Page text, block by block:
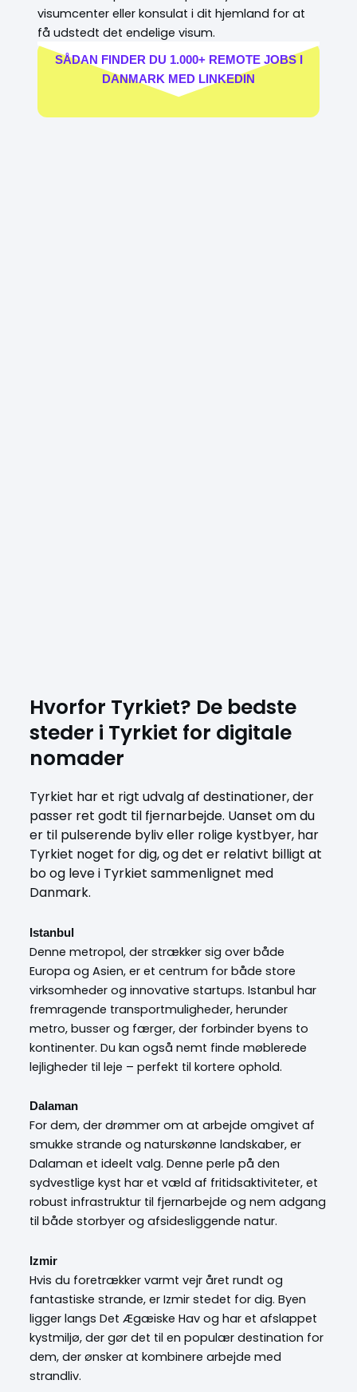
visumcenter eller konsulat i dit hjemland for at
få udstedt det endelige visum.
SÅDAN FINDER DU 1.000+ REMOTE JOBS I
DANMARK MED LINKEDIN
Hvorfor Tyrkiet? De bedste
steder i Tyrkiet for digitale
nomader
Tyrkiet har et rigt udvalg af destinationer, der
passer ret godt til fjernarbejde. Uanset om du
er til pulserende byliv eller rolige kystbyer, har
Tyrkiet noget for dig, og det er relativt billigt at
bo og leve i Tyrkiet sammenlignet med
Danmark.
Istanbul
Denne metropol, der strækker sig over både
Europa og Asien, er et centrum for både store
virksomheder og innovative startups. Istanbul har
fremragende transportmuligheder, herunder
metro, busser og færger, der forbinder byens to
kontinenter. Du kan også nemt finde møblerede
lejligheder til leje – perfekt til kortere ophold.
Dalaman
For dem, der drømmer om at arbejde omgivet af
smukke strande og naturskønne landskaber, er
Dalaman et ideelt valg. Denne perle på den
sydvestlige kyst har et væld af fritidsaktiviteter, et
robust infrastruktur til fjernarbejde og nem adgang
til både storbyer og afsidesliggende natur.
Izmir
Hvis du foretrækker varmt vejr året rundt og
fantastiske strande, er Izmir stedet for dig. Byen
ligger langs Det Ægæiske Hav og har et afslappet
kystmiljø, der gør det til en populær destination for
dem, der ønsker at kombinere arbejde med
strandliv.